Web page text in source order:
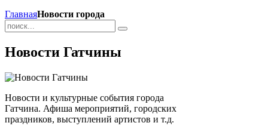
ГлавнаяНовости города
Новости Гатчины
Новости и культурные события города
Гатчина. Афиша мероприятий, городских
праздников, выступлений артистов и т.д.